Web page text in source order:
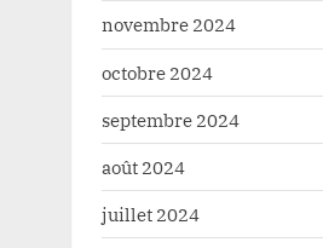
novembre 2024
octobre 2024
septembre 2024
août 2024
juillet 2024